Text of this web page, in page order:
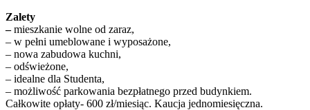
Zalety
–mieszkanie wolne od zaraz,
– w pełni umeblowane i wyposażone,
– nowa zabudowa kuchni,
– odświeżone,
– idealne dla Studenta,
– możliwość parkowania bezpłatnego przed budynkiem.
Całkowite opłaty- 600 zł/miesiąc. Kaucja jednomiesięczna.